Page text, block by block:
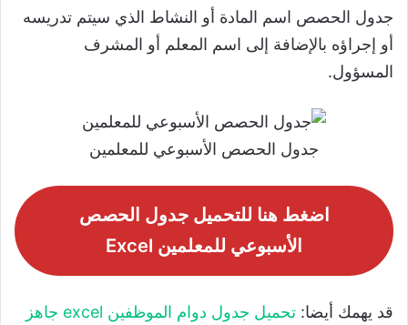
جدول الحصص اسم المادة أو النشاط الذي سيتم تدريسه
أو إجراؤه بالإضافة إلى اسم المعلم أو المشرف
المسؤول.
جدول الحصص الأسبوعي للمعلمين
اضغط هنا للتحميل جدول الحصص
الأسبوعي للمعلمين Excel
قد يهمك أيضا:
تحميل جدول دوام الموظفين excel جاهز